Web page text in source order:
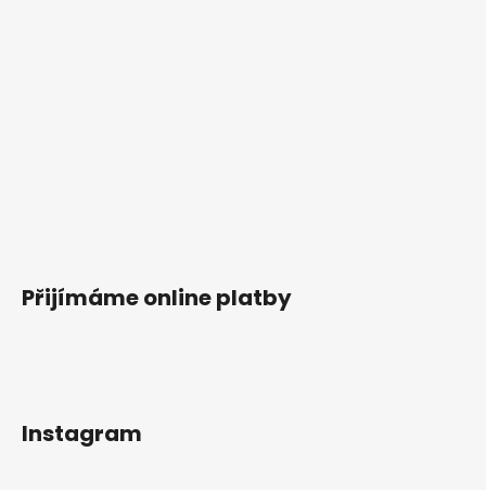
Přijímáme online platby
Instagram